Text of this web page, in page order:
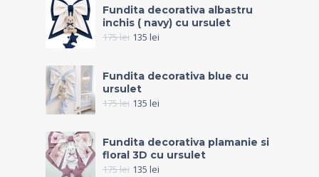
Fundita decorativa albastru
inchis ( navy) cu ursulet
175lei 135 lei
Fundita decorativa blue cu
ursulet
175lei 135 lei
Fundita decorativa plamanie si
floral 3D cu ursulet
175lei 135 lei